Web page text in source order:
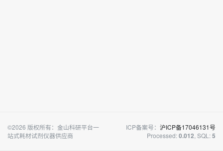
©2026 版权所有：金山科研平台一
站式耗材试剂仪器供应商
ICP备案号： 沪ICP备17046131号
Processed:0.012, SQL:5